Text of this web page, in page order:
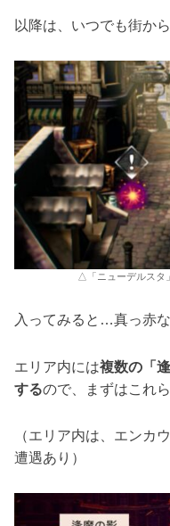
以降は、いつでも街か
△「ニューデルスタ
入ってみると…真っ赤な
エリア内には複数の「
するので、まずはこれ
（エリア内は、エンカ
遭遇あり）